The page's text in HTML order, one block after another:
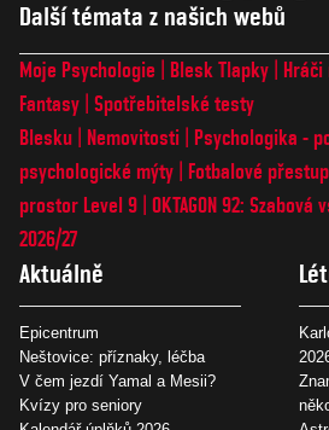
Další témata z našich webů
Moje Psychologie Blesk Tlapky
Fantasy Spotřebitelské testy
Blesku
Nemovitosti
Psychologika -
psychologické mýty
Fotbalové
prostor Level 9 OKTAGON 92: Szabová
2026/27
Aktuálně
Epicentrum
Neštovice: příznaky, léčba
V čem jezdí Yamal a Mesii?
Kvízy pro seniory